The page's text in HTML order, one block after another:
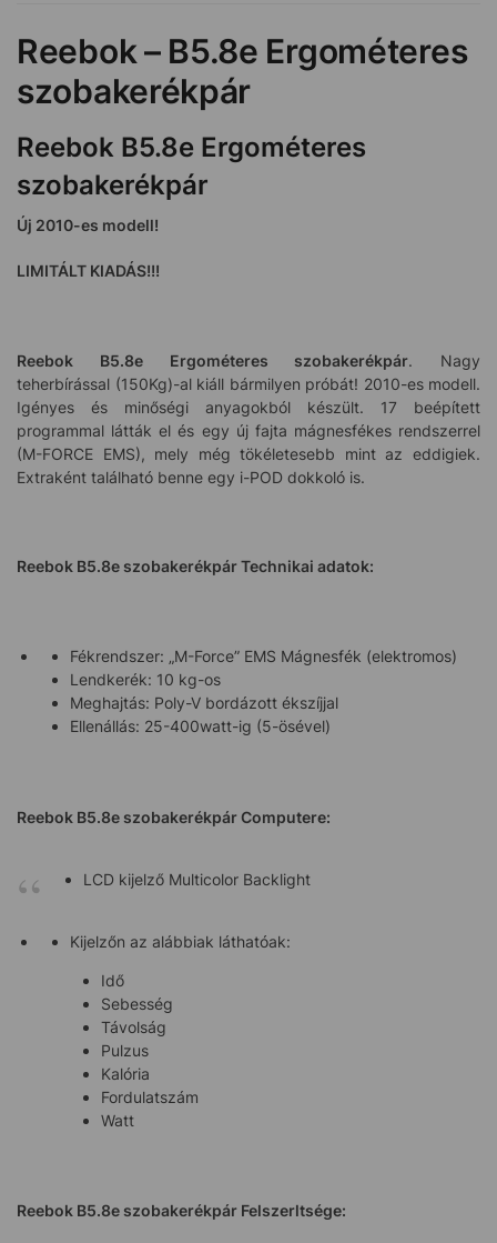
Reebok – B5.8e Ergométeres
szobakerékpár
Reebok B5.8e Ergométeres
szobakerékpár
Új 2010-es modell!
LIMITÁLT KIADÁS!!!
Reebok B5.8e Ergométeres szobakerékpár. Nagy
teherbírással (150Kg)-al kiáll bármilyen próbát! 2010-es modell.
Igényes és minőségi anyagokból készült. 17 beépített
programmal látták el és egy új fajta mágnesfékes rendszerrel
(M-FORCE EMS), mely még tökéletesebb mint az eddigiek.
Extraként található benne egy i-POD dokkoló is.
Reebok B5.8e szobakerékpárTechnikai adatok:
Fékrendszer: „M-Force” EMS Mágnesfék (elektromos)
Lendkerék: 10 kg-os
Meghajtás: Poly-V bordázott ékszíjjal
Ellenállás: 25-400watt-ig (5-ösével)
Reebok B5.8e szobakerékpár Computere:
LCD kijelző Multicolor Backlight
Kijelzőn az alábbiak láthatóak:
Idő
Sebesség
Távolság
Pulzus
Kalória
Fordulatszám
Watt
Reebok B5.8e szobakerékpár Felszerltsége: